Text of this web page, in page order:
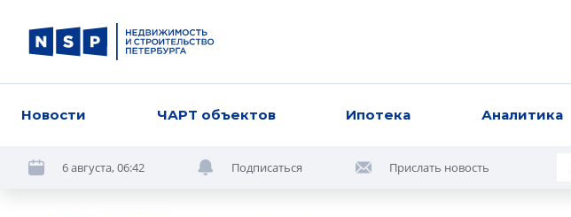
Новости ЧАРТ объектов Ипотека Аналитика
6 августа, 06:42 Подписаться Прислать новость